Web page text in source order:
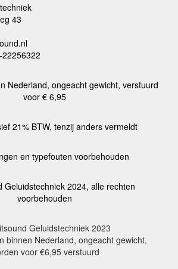
43
Nederland, ongeacht gewicht, verstuurd
voor € 6,95
21% BTW, tenzij anders vermeldt
en typefouten voorbehouden
Geluidstechniek 2024, alle rechten
voorbehouden
Geluidstechniek 2023
binnen Nederland, ongeacht gewicht,
voor €6,95 verstuurd